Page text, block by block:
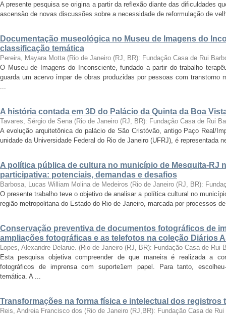
A presente pesquisa se origina a partir da reflexão diante das dificuldades
ascensão de novas discussões sobre a necessidade de reformulação de
Documentação museológica no Museu de Imagens do
classificação temática
Pereira, Mayara Motta (Rio de Janeiro (RJ, BR): Fundação Casa de Rui
O Museu de Imagens do Inconsciente, fundado a partir do trabalho
guarda um acervo ímpar de obras produzidas por pessoas com transtorno
...
A história contada em 3D do Palácio da Quinta da Boa
Tavares, Sérgio de Sena (Rio de Janeiro (RJ, BR): Fundação Casa de Rui
A evolução arquitetônica do palácio de São Cristóvão, antigo Paço Real/
unidade da Universidade Federal do Rio de Janeiro (UFRJ), é representada
A política pública de cultura no município de Mesquita-RJ
participativa: potenciais, demandas e desafios
Barbosa, Lucas William Molina de Medeiros (Rio de Janeiro (RJ, BR):
O presente trabalho teve o objetivo de analisar a política cultural no
região metropolitana do Estado do Rio de Janeiro, marcada por processos
Conservação preventiva de documentos fotográficos de
ampliações fotográficas e as telefotos na coleção Diários
Lopes, Alexandre Delarue. (Rio de Janeiro (RJ, BR): Fundação Casa de Rui
Esta pesquisa objetiva compreender de que maneira é realizada a
fotográficos de imprensa com suporte1em papel. Para tanto,
temática. A ...
Transformações na forma física e intelectual dos registros
Reis, Andreia Francisco dos (Rio de Janeiro (RJ,BR): Fundação Casa de Rui